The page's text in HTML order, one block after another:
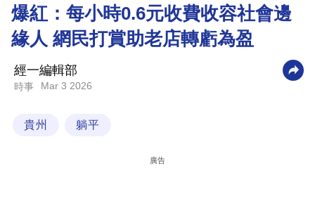
商
業
技
場
爆紅：每小時0.6元收費收容社會邊
緣人 網民打賞助老店轉虧為盈
經一編輯部
時事 Mar 3 2026
貴州 躺平
廣告